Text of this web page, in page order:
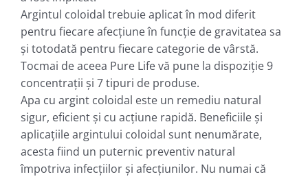
Argintul coloidal trebuie aplicat în mod diferit
pentru fiecare afecțiune în funcţie de gravitatea sa
şi totodată pentru fiecare categorie de vârstă.
Tocmai de aceea Pure Life vă pune la dispoziţie 9
concentraţii şi 7 tipuri de produse.
Apa cu argint coloidal este un remediu natural
sigur, eficient și cu acțiune rapidă. Beneficiile și
aplicațiile argintului coloidal sunt nenumărate,
acesta fiind un puternic preventiv natural
împotriva infecțiilor și afecţiunilor. Nu numai că